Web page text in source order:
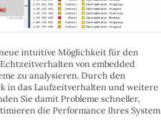
intuitive Möglichkeit für den
von embedded
zu analysieren. Durch den
in das Laufzeitverhalten und weitere
Sie damitProbleme schneller,
die PerformanceIhres System